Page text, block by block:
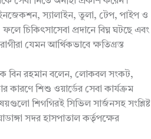
ইনজেকশন, স্যালাইন, তুলা, টেপ, পাইপ ও
চিকিৎসাসেবা প্রদানে বিঘ্ন ঘটছে এবং
যেমন আর্থিকভাবে ক্ষতিগ্রস্ত
বিন রহমান বলেন, লোকবল সংকট,
কারণে শিশু ওয়ার্ডের সেবা কার্যক্রম
শিগগিরই সিভিল সার্জনসহ সংশ্লিষ্ট
সদর হাসপাতাল কর্তৃপক্ষের